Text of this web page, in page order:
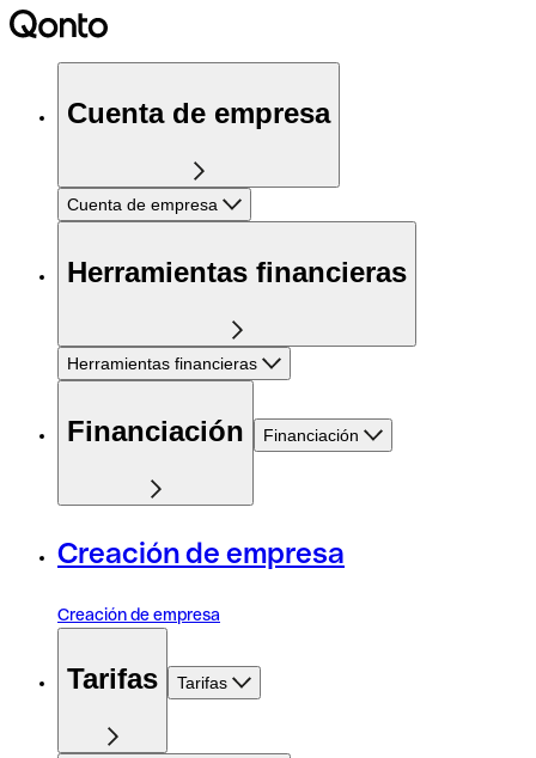
Cuenta de empresa
Cuenta de empresa
Herramientas financieras
Herramientas financieras
Financiación Financiación
Creación de empresa
Creación de empresa
Tarifas Tarifas